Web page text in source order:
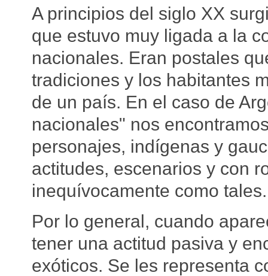
A principios del siglo XX
que estuvo muy ligada a la
nacionales. Eran postales
tradiciones y los habitantes
de un país. En el caso de
nacionales" nos
personajes, indígenas y
actitudes, escenarios y con
inequívocamente como tales.
Por lo general, cuando
tener una actitud pasiva y
exóticos. Se les representa